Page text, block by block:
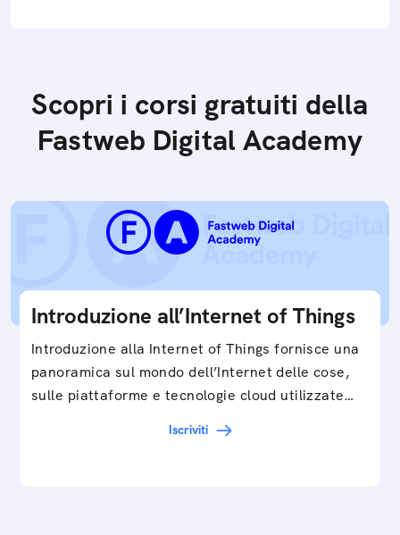
Scopri i corsi gratuiti della
Fastweb Digital Academy
Introduzione all’Internet of Things
Introduzione alla Internet of Things fornisce una
panoramica sul mondo dell’Internet delle cose,
sulle piattaforme e tecnologie cloud utilizzate
Iscriviti